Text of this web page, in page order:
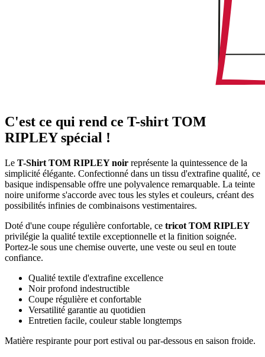
C'est ce qui rend ce T-shirt TOM
RIPLEY spécial !
Le T-Shirt TOM RIPLEY noir représente la quintessence de la
simplicité élégante. Confectionné dans un tissu d'extrafine qualité, ce
basique indispensable offre une polyvalence remarquable. La teinte
noire uniforme s'accorde avec tous les styles et couleurs, créant des
possibilités infinies de combinaisons vestimentaires.
Doté d'une coupe régulière confortable, ce tricot TOM RIPLEY
privilégie la qualité textile exceptionnelle et la finition soignée.
Portez-le sous une chemise ouverte, une veste ou seul en toute
confiance.
Qualité textile d'extrafine excellence
Noir profond indestructible
Coupe régulière et confortable
Versatilité garantie au quotidien
Entretien facile, couleur stable longtemps
Matière respirante pour port estival ou par-dessous en saison froide.